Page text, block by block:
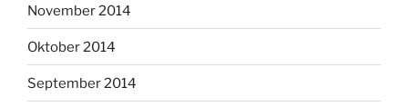
November 2014
Oktober 2014
September 2014